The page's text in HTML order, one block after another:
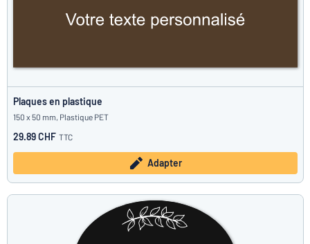
Plaques en plastique
150 x 50 mm, Plastique PET
29.89 CHF TTC
Adapter